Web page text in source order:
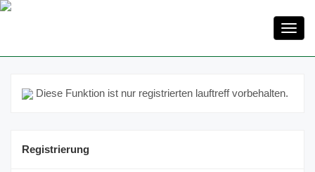
Diese Funktion ist nur registrierten lauftreff vorbehalten.
Registrierung